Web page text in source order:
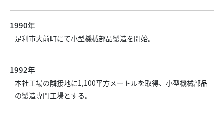
1990年
足利市大前町にて小型機械部品製造を開始。
1992年
本社工場の隣接地に1,100平方メートルを取得、小型機械部品
の製造専門工場とする。